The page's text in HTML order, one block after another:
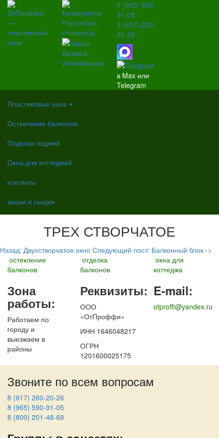
Рассчитать
стоимость
Вызвать
установщика
8 (965) 590-
91-05
8 (917) 260-
20-26
в Max или
Telegram
Пластиковые окна
Остекление балконов
Отделка лоджий
Окна для коттеджей
контакты
акции и скидки
ТРЕХ СТВОРЧАТОЕ
Назад: Двухстворчатое окно Следующий пост: Балконный блок ->
остекление
балконов
отделка
балконов
окна для
коттеджа
Зона
работы:
Работаем по
городу и
выезжаем в
районы
Реквизиты:
ООО
«ОтПроффи»
ИНН 1646048217
ОГРН
1201600025175
E-mail:
otproffi@yandex.ru
Звоните по всем вопросам
8 (917) 260-20-26
8 (965) 590-91-05
8 (800) 201-48-68